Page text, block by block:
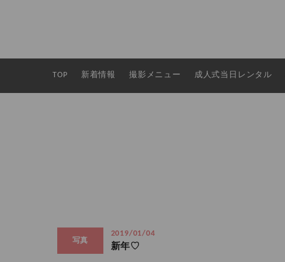
TOP 新着情報 撮影メニュー 成人式当日レンタル
写真
2019/01/04
新年♡